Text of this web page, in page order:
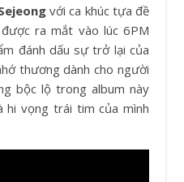
với ca khúc tựa đề
ra mắt vào lúc 6PM
đánh dấu sự trở lại của
thương dành cho người
bộc lộ trong album này
hi vọng trái tim của mình